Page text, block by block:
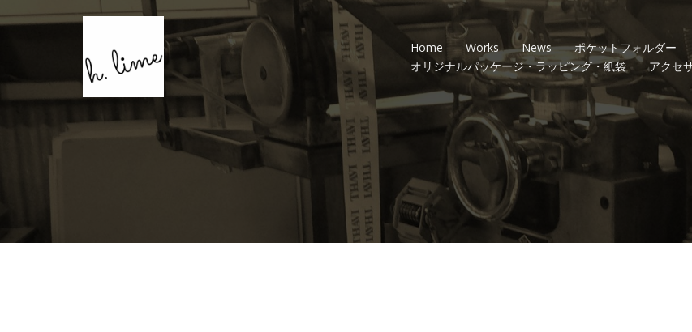
ツ
Home Works News ポケットフォルダー
オリジナルパッケージ・ラッピング・紙袋
アクセ